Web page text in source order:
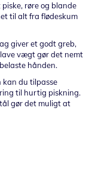
røre og blande
til alt fra flødeskum
giver et godt greb,
vægt gør det nemt
hånden.
kan du tilpasse
til hurtig piskning.
gør det muligt at